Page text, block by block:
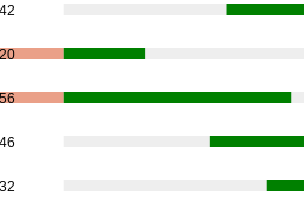
42
20
56
46
32